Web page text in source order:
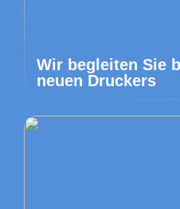
Wir begleiten Sie
neuen Druckers